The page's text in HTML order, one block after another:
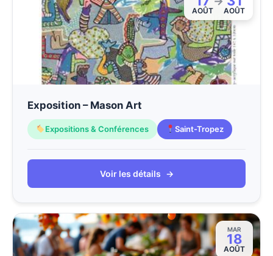
AOÛT AOÛT
Exposition – Mason Art
Expositions & Conférences Saint-Tropez
Voir les détails →
MAR
18
AOÛT